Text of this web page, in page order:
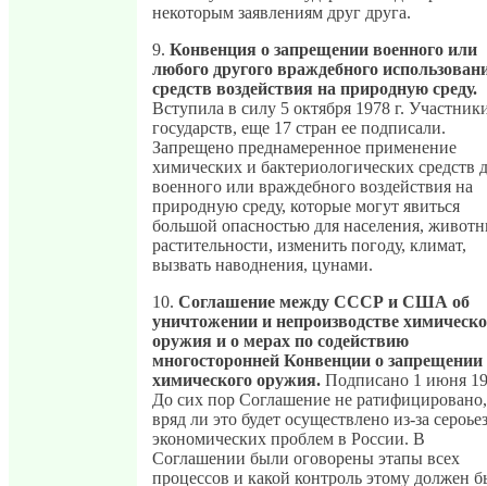
некоторым заявлениям друг друга.
9. Конвенция о запрещении военного или
любого другого враждебного
средств воздействия на природную среду.
Вступила в силу 5 октября 1978 г.
государств, еще 17 стран ее подписали.
Запрещено преднамеренное применение
химических и бактериологических средств
военного или враждебного воздействия на
природную среду, которые могут явиться
большой опасностью для населения,
растительности, изменить погоду, климат,
вызвать наводнения, цунами.
10. Соглашение между СССР и США об
уничтожении и непроизводстве
оружия и о мерах по содействию
многосторонней Конвенции о запрещении
химического оружия. Подписано 1 июня
До сих пор Соглашение не
вряд ли это будет осуществлено из-за
экономических проблем в России. В
Соглашении были оговорены этапы всех
процессов и какой контроль этому должен